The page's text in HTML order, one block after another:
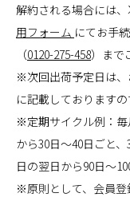
解約される場合には、
用フォーム にてお手
（0120-275-458）まで
※次回出荷予定日は
に記載しておりますの
※定期サイクル例：毎
から30日～40日ごと
日の翌日から90日～
※原則として、会員登